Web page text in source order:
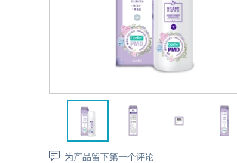
为产品留下第一个评论